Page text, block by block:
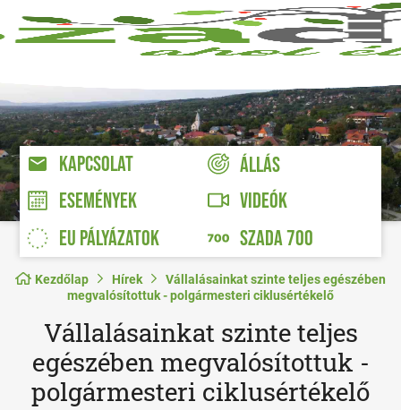
KAPCSOLAT
ÁLLÁS
ESEMÉNYEK
VIDEÓK
EU PÁLYÁZATOK
SZADA 700
Kezdőlap Hírek
Vállalásainkat szinte teljes egészében
megvalósítottuk - polgármesteri ciklusértékelő
Vállalásainkat szinte teljes
egészében megvalósítottuk -
polgármesteri ciklusértékelő